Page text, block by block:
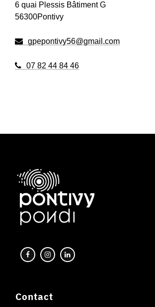
6 quai Plessis Bâtiment G
56300Pontivy
gpepontivy56@gmail.com
07 82 44 84 46
Contact